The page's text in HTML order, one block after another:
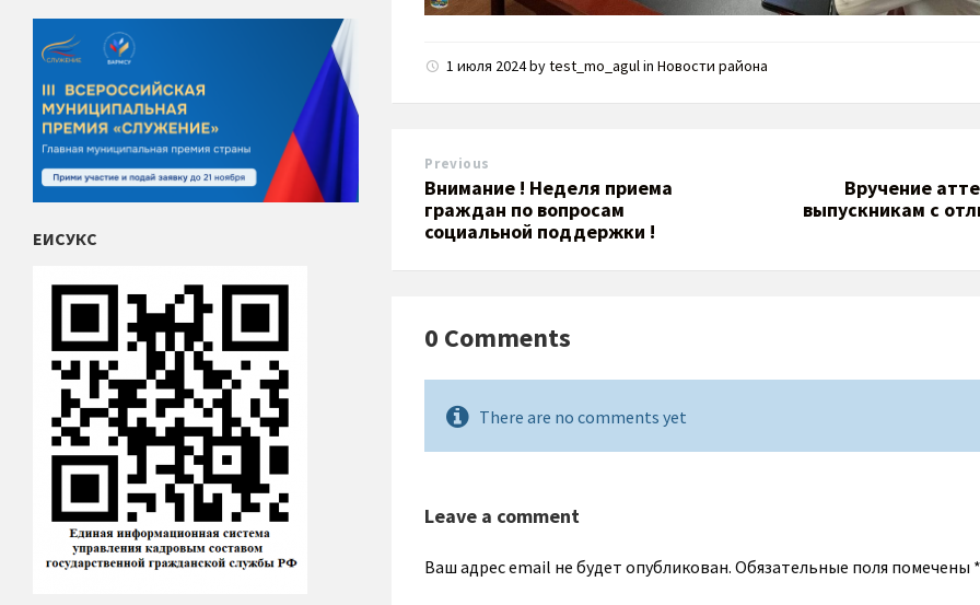
1 июля 2024bytest_mo_agulinНовости района
Previous
Внимание ! Неделя приема
граждан по вопросам
социальной поддержки !
Вручение
выпускникам с
0 Comments
There are no comments yet
Leave a comment
Ваш адрес email не будет опубликован. Обязательные поля помечены
ЕИСУКС